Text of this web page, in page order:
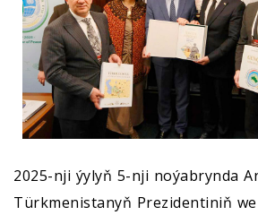
2025-nji ýylyň 5-nji noýabrynda
Türkmenistanyň Prezidentiniň